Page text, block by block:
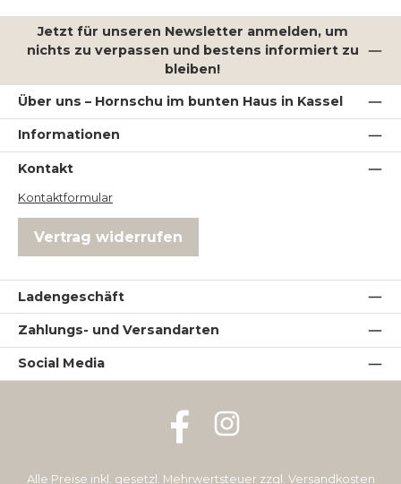
Jetzt für unseren Newsletter anmelden, um
nichts zu verpassen und bestens informiert zu
bleiben!
Über uns – Hornschu im bunten Haus in Kassel
Informationen
Kontakt
Kontaktformular
Vertrag widerrufen
Ladengeschäft
Zahlungs- und Versandarten
Social Media
Facebook Instagram
Alle Preise inkl. gesetzl. Mehrwertsteuer zzgl. Versandkosten